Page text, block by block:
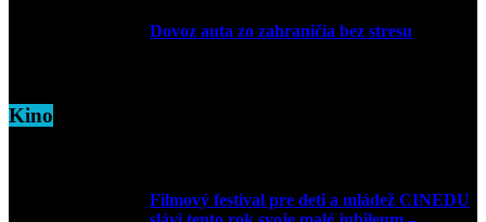
Dovoz auta zo zahraničia bez stresu
Kino
Filmový festival pre deti a mládež CINEDU